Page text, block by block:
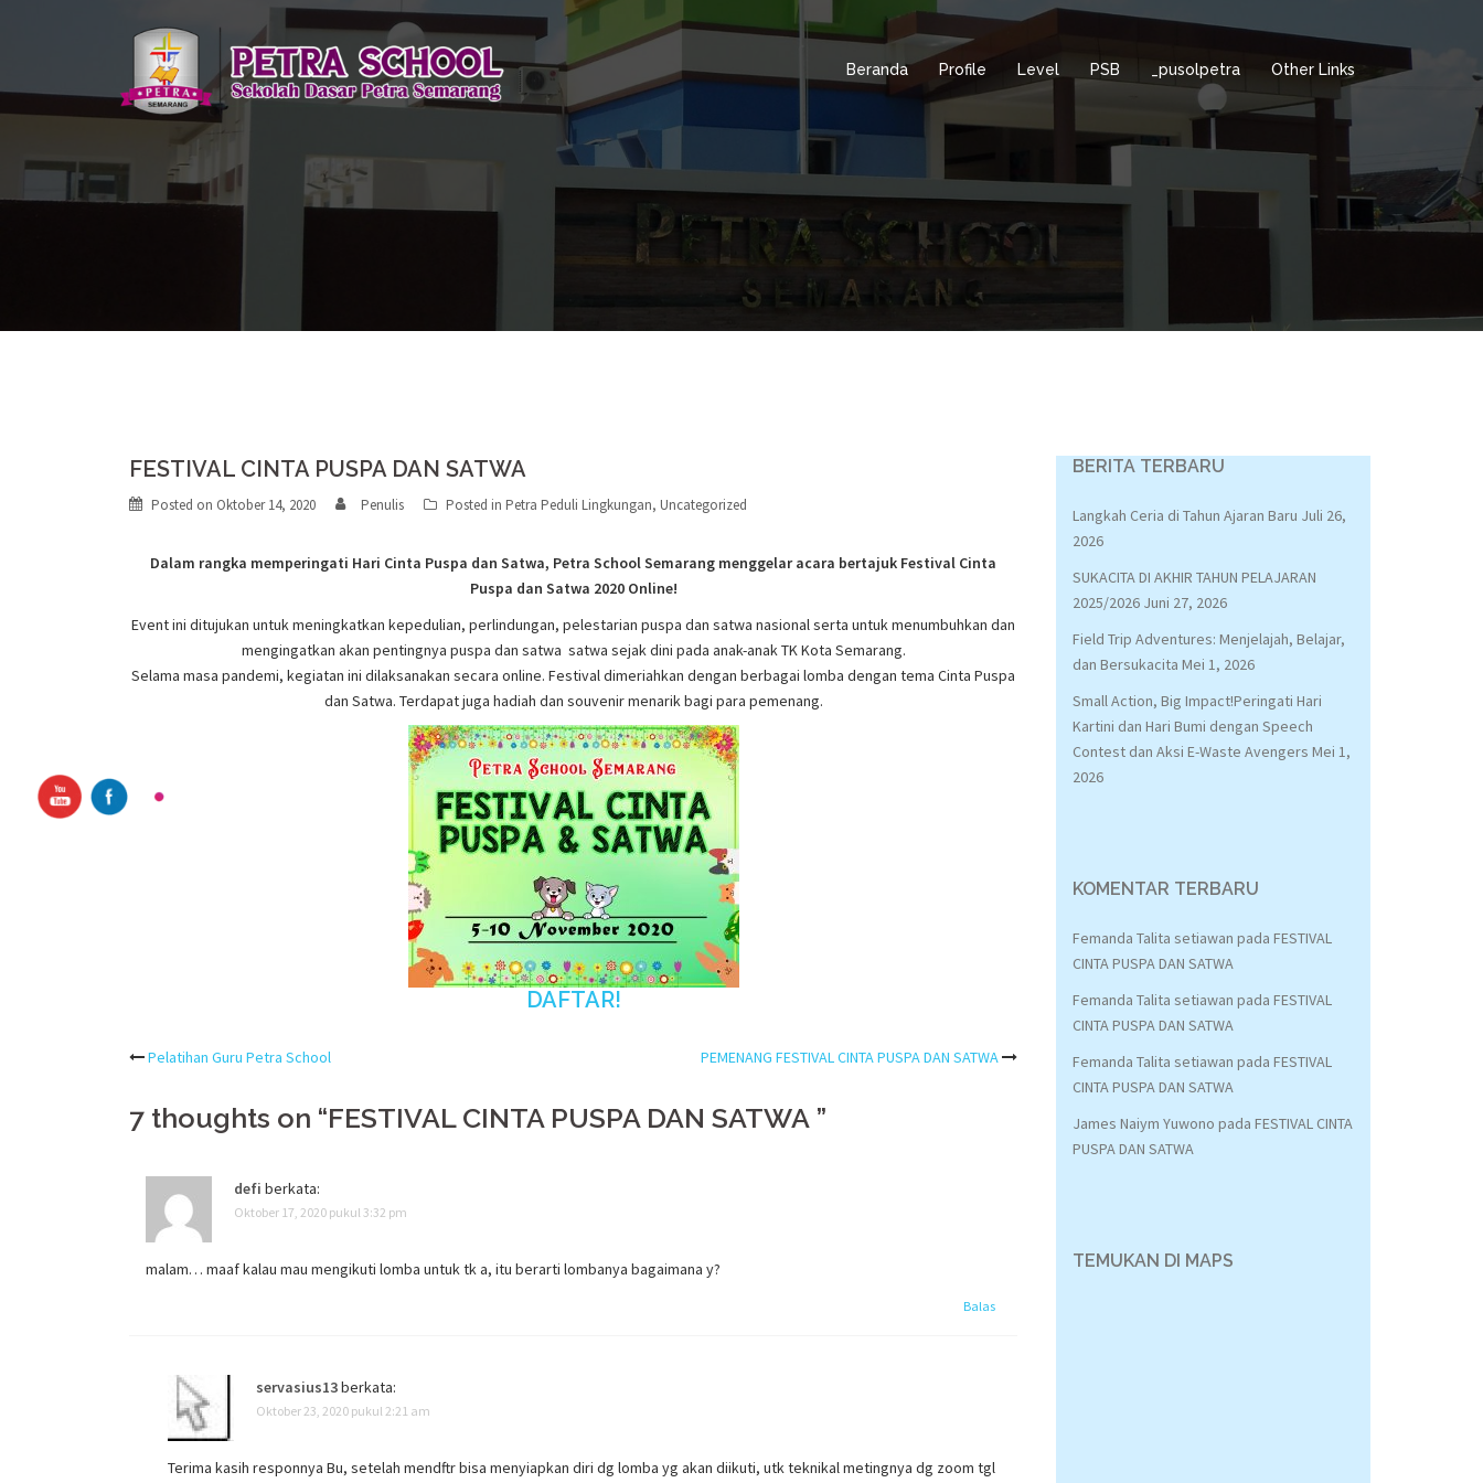
Beranda Profile Level PSB _pusolpetra Other Links
FESTIVAL CINTA PUSPA DAN SATWA
Posted on Oktober 14, 2020 Penulis Posted in Petra Peduli Lingkungan, Uncategorized
Dalam rangka memperingati Hari Cinta Puspa dan Satwa, Petra School Semarang menggelar acara bertajuk Festival Cinta
Puspa dan Satwa 2020 Online!
Event ini ditujukan untuk meningkatkan kepedulian, perlindungan, pelestarian puspa dan satwa nasional serta untuk menumbuhkan dan
mengingatkan akan pentingnya puspa dan satwa satwa sejak dini pada anak-anak TK Kota Semarang.
Selama masa pandemi, kegiatan ini dilaksanakan secara online. Festival dimeriahkan dengan berbagai lomba dengan tema Cinta Puspa
dan Satwa. Terdapat juga hadiah dan souvenir menarik bagi para pemenang.
DAFTAR!
Post
navigation
Pelatihan Guru Petra School PEMENANG FESTIVAL CINTA PUSPA DAN SATWA
7 thoughts on “FESTIVAL CINTA PUSPA DAN SATWA ”
defi berkata:
Oktober 17, 2020 pukul 3:32 pm
malam… maaf kalau mau mengikuti lomba untuk tk a, itu berarti lombanya bagaimana y?
Balas
servasius13berkata:
Oktober 23, 2020 pukul 2:21 am
Terima kasih responnya Bu, setelah mendftr bisa menyiapkan diri dg lomba yg akan diikuti, utk teknikal metingnya dg zoom tgl
BERITA TERBARU
Langkah Ceria di Tahun Ajaran Baru Juli 26,
2026
SUKACITA DI AKHIR TAHUN PELAJARAN
2025/2026 Juni 27, 2026
Field Trip Adventures: Menjelajah, Belajar,
dan Bersukacita Mei 1, 2026
Small Action, Big Impact!Peringati Hari
Kartini dan Hari Bumi dengan Speech
Contest dan Aksi E-Waste Avengers Mei 1,
2026
KOMENTAR TERBARU
Femanda Talita setiawan pada FESTIVAL
CINTA PUSPA DAN SATWA
Femanda Talita setiawan pada FESTIVAL
CINTA PUSPA DAN SATWA
Femanda Talita setiawan pada FESTIVAL
CINTA PUSPA DAN SATWA
James Naiym Yuwono pada FESTIVAL CINTA
PUSPA DAN SATWA
TEMUKAN DI MAPS